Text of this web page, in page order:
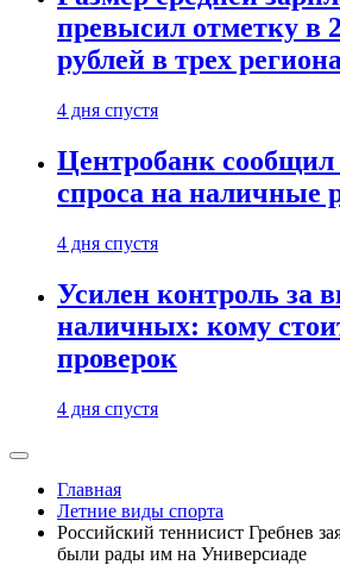
превысил отметку в
рублей в трех
4 дня спустя
Центробанк сообщил
спроса на наличные
4 дня спустя
Усилен контроль за
наличных: кому
проверок
4 дня спустя
Главная
Летние виды спорта
Российский теннисист Гребнев
были рады им на Универсиаде